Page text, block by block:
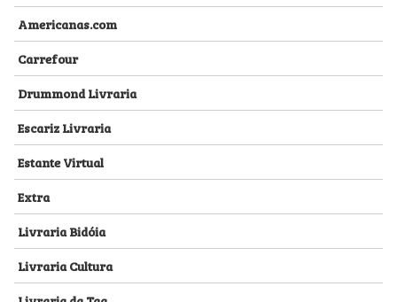
Americanas.com
Carrefour
Drummond Livraria
Escariz Livraria
Estante Virtual
Extra
Livraria Bidóia
Livraria Cultura